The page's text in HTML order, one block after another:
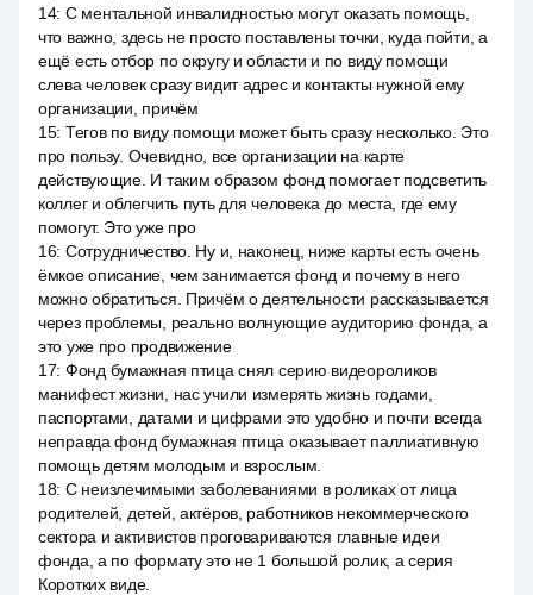
14: С ментальной инвалидностью могут оказать помощь,
что важно, здесь не просто поставлены точки, куда пойти, а
ещё есть отбор по округу и области и по виду помощи
слева человек сразу видит адрес и контакты нужной ему
организации, причём
15: Тегов по виду помощи может быть сразу несколько. Это
про пользу. Очевидно, все организации на карте
действующие. И таким образом фонд помогает подсветить
коллег и облегчить путь для человека до места, где ему
помогут. Это уже про
16: Сотрудничество. Ну и, наконец, ниже карты есть очень
ёмкое описание, чем занимается фонд и почему в него
можно обратиться. Причём о деятельности рассказывается
через проблемы, реально волнующие аудиторию фонда, а
это уже про продвижение
17: Фонд бумажная птица снял серию видеороликов
манифест жизни, нас учили измерять жизнь годами,
паспортами, датами и цифрами это удобно и почти всегда
неправда фонд бумажная птица оказывает паллиативную
помощь детям молодым и взрослым.
18: С неизлечимыми заболеваниями в роликах от лица
родителей, детей, актёров, работников некоммерческого
сектора и активистов проговариваются главные идеи
фонда, а по формату это не 1 большой ролик, а серия
Коротких виде.